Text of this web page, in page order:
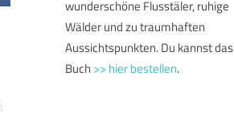
wunderschöne Flusstäler, ruhige
Wälder und zu traumhaften
Aussichtspunkten. Du kannst das
Buch >> hier bestellen.